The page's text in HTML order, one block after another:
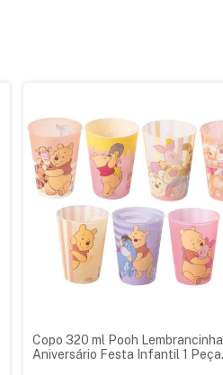
Copo 320 ml Pooh Lembrancinha
Aniversário Festa Infantil 1 Peça